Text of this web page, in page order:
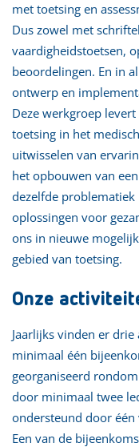
met toetsing en
Dus zowel met
vaardigheidstoetsen,
beoordelingen. En in
ontwerp en
Deze werkgroep
toetsing in het
uitwisselen van
het opbouwen van
dezelfde problematiek
oplossingen voor
ons in nieuwe
gebied van toetsing.
Onze
Jaarlijks vinden er
minimaal één
georganiseerd
door minimaal twee
ondersteund door
Een van de